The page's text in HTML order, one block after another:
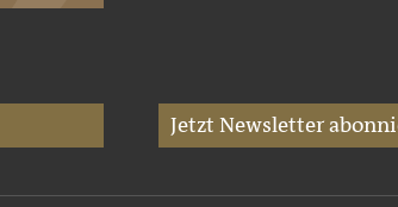
Jetzt Newsletter